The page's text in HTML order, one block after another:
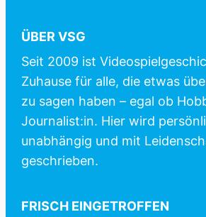
ÜBER VSG
Seit 2009 ist
Zuhause für alle, die etwas
zu sagen haben – egal ob
Journalist:in. Hier wird
unabhängig und mit
geschrieben.
FRISCH EINGETROFFEN